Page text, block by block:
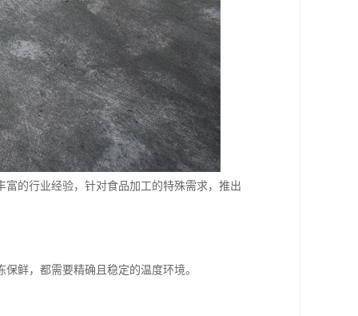
的行业经验，针对食品加工的特殊需求，推出
鲜，都需要精确且稳定的温度环境。